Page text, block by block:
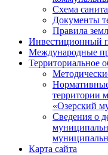
Схема
Документы
Правила
Инвестиционный
Международные
Территориальное
территории
«Озерский
Сведения о
Карта сайта